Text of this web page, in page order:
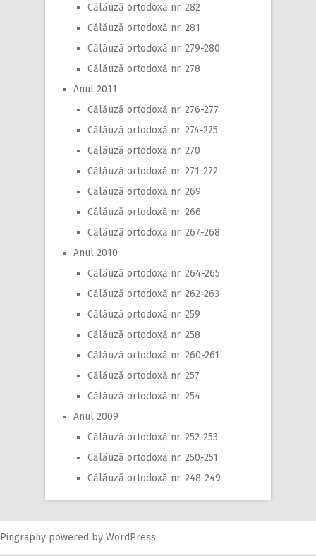
Călăuză ortodoxă nr. 282
Călăuză ortodoxă nr. 281
Călăuză ortodoxă nr. 279-280
Călăuză ortodoxă nr. 278
Anul 2011
Călăuză ortodoxă nr. 276-277
Călăuză ortodoxă nr. 274-275
Călăuză ortodoxă nr. 270
Călăuză ortodoxă nr. 271-272
Călăuză ortodoxă nr. 269
Călăuză ortodoxă nr. 266
Călăuză ortodoxă nr. 267-268
Anul 2010
Călăuză ortodoxă nr. 264-265
Călăuză ortodoxă nr. 262-263
Călăuză ortodoxă nr. 259
Călăuză ortodoxă nr. 258
Călăuză ortodoxă nr. 260-261
Călăuză ortodoxă nr. 257
Călăuză ortodoxă nr. 254
Anul 2009
Călăuză ortodoxă nr. 252-253
Călăuză ortodoxă nr. 250-251
Călăuză ortodoxă nr. 248-249
Pingraphy powered by WordPress